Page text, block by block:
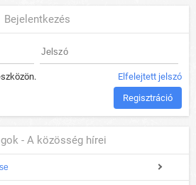
Bejelentkezés
Elfelejtett jelszó
Regisztráció
- A közösség hírei